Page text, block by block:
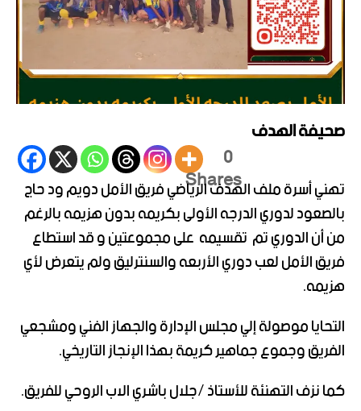
صحيفة الهدف
0
Shares
تهني أسرة ملف الهدف الرياضي فريق الأمل دويم ود حاج
بالصعود لدوري الدرجه الأولى بكريمه بدون هزيمه بالرغم
من أن الدوري تمتقسيمهعلى مجموعتين و قد استطاع
فريق الأمل لعب دوري الأربعه والسنترليق ولم يتعرض لأي
هزيمه.
التحايا موصولة إلي مجلس الإدارة والجهاز الفني ومشجعي
الفريق وجموع جماهير كريمة بهذا الإنجاز التاريخي.
كما نزف التهنئة للأستاذ /جلال باشري الاب الروحي للفريق.